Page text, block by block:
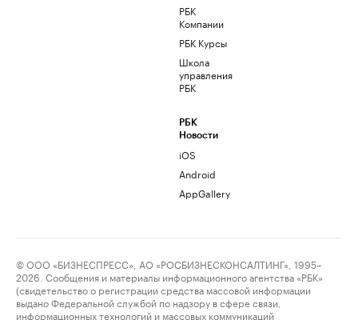
РБК
Компании
РБК Курсы
Школа
управления
РБК
РБК
Новости
iOS
Android
AppGallery
© ООО «БИЗНЕСПРЕСС», АО «РОСБИЗНЕСКОНСАЛТИНГ», 1995–
2026. Сообщения и материалы информационного агентства «РБК»
(свидетельство о регистрации средства массовой информации
выдано Федеральной службой по надзору в сфере связи,
информационных технологий и массовых коммуникаций